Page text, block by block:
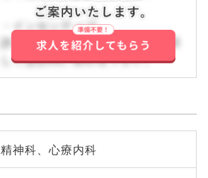
・インセンティブ
詳しくはお問い合わせ下さい。詳
しくはお問い合わせ下さい。
精神科、心療内科